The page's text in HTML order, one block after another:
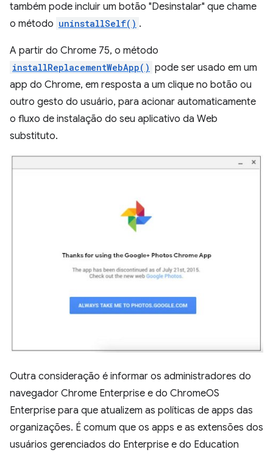
também pode incluir um botão "Desinstalar" que chame
o método uninstallSelf() .
A partir do Chrome 75, o método
installReplacementWebApp() pode ser usado em um
app do Chrome, em resposta a um clique no botão ou
outro gesto do usuário, para acionar automaticamente
o fluxo de instalação do seu aplicativo da Web
substituto.
Outra consideração é informar os administradores do
navegador Chrome Enterprise e do ChromeOS
Enterprise para que atualizem as políticas de apps das
organizações. É comum que os apps e as extensões dos
usuários gerenciados do Enterprise e do Education